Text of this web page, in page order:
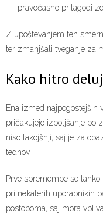
pravočasno prilagodi
Z upoštevanjem teh
ter zmanjšali tveganje za
Kako hitro
Ena izmed najpogostejših
pričakujejo izboljšanje po
niso takojšnji, saj je za
tednov.
Prve spremembe se lahko
pri nekaterih uporabnikih
postopoma, saj mora